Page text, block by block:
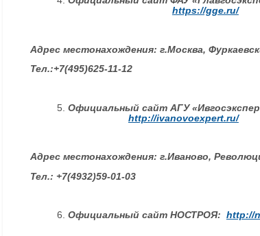
https://gge.ru/
Адрес местонахождения: г.Москва,
Тел.:+7(495)625-11-12
Официальный сайт АГУ
http://ivanovoexpert.ru/
Адрес меcтонахождения: г.Иваново,
Тел.: +7(4932)59-01-03
Официальный сайт НОСТРОЯ: http://